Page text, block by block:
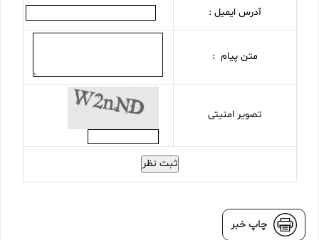
آدرس ایمیل :
متن پیام :
تصویر امنیتی
ثبت نظر
چاپ خبر